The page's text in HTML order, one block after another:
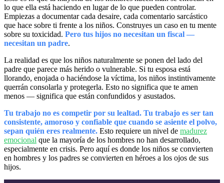
lo que ella está haciendo en lugar de lo que pueden controlar.
Empiezas a documentar cada desaire, cada comentario sarcástico
que hace sobre ti frente a los niños. Construyes un caso en tu mente
sobre su toxicidad. Pero tus hijos no necesitan un fiscal —
necesitan un padre.
La realidad es que los niños naturalmente se ponen del lado del
padre que parece más herido o vulnerable. Si tu esposa está
llorando, enojada o haciéndose la víctima, los niños instintivamente
querrán consolarla y protegerla. Esto no significa que te amen
menos — significa que están confundidos y asustados.
Tu trabajo no es competir por su lealtad. Tu trabajo es ser tan
consistente, amoroso y confiable que cuando se asiente el polvo,
sepan quién eres realmente. Esto requiere un nivel de madurez
emocional que la mayoría de los hombres no han desarrollado,
especialmente en crisis. Pero aquí es donde los niños se convierten
en hombres y los padres se convierten en héroes a los ojos de sus
hijos.